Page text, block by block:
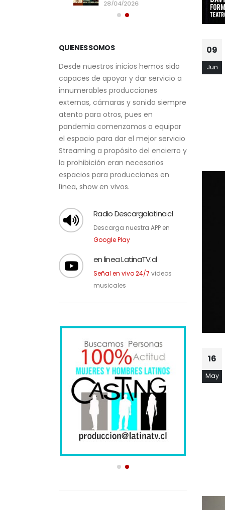
09
Jun
16
May
28/04/2026
Desde nuestros inicios hemos sido
capaces de apoyar y dar servicio a
innumerables producciones
externas, cámaras y sonido siempre
atento para otros, pues en
pandemia comenzamos a equipar
el espacio para dar el mejor servicio
Streaming a propósito del encierro y
la prohibición eran necesarios
espacios para producciones en
Radio Descargalatina.cl
Descarga nuestra APP en
en linea LatinaTV.cl
Señal en vivo 24/7